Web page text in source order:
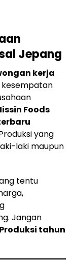
Jepang
kerja
kesempatan
Foods
yang
laki maupun
tentu
Jangan
tahun